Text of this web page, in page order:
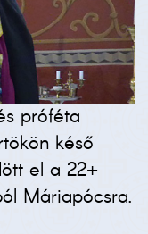
próféta
késő
el a 22+
Máriapócsra.